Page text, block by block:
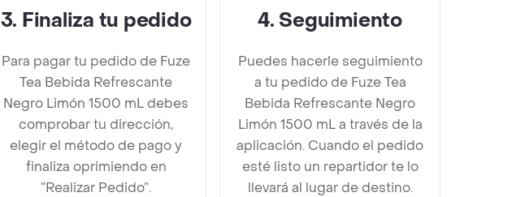
3. Finaliza tu pedido
Para pagar tu pedido de Fuze
Tea Bebida Refrescante
Negro Limón 1500 mL debes
comprobar tu dirección,
elegir el método de pago y
finaliza oprimiendo en
“Realizar Pedido”.
4. Seguimiento
Puedes hacerle seguimiento
a tu pedido de Fuze Tea
Bebida Refrescante Negro
Limón 1500 mL a través de la
aplicación. Cuando el pedido
esté listo un repartidor te lo
llevará al lugar de destino.